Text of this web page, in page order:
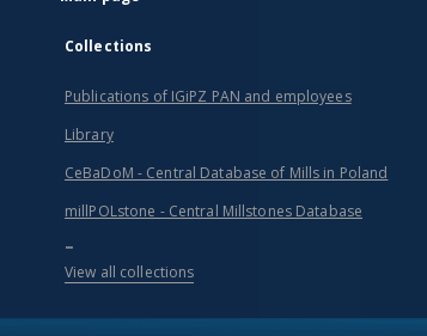
Collections
Publications of IGiPZ PAN and employees
Library
CeBaDoM - Central Database of Mills in Poland
millPOLstone - Central Millstones Database
...
View all collections